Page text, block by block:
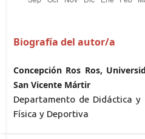
Biografía del autor/a
Concepción Ros Ros,
San Vicente Mártir
Departamento de Didáctica
Física y Deportiva